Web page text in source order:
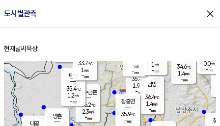
도시별관측 close
홈
현재날씨 육상
양주
35.4℃
1.9
-mm
파주금촌
36.2℃
2.3m/s
-mm
34.6℃
1.4m/s
-mm
대곶
창
탄현
35.4℃
1.2m/s
-mm
0.0m/s
-mm
양촌
은평
남방
36.4℃
1.4m/s
-mm
장흥면
35.9℃
-m/s
-m/s
-mm
33.7℃
1 m/s
-mm
1 m/s
-mm